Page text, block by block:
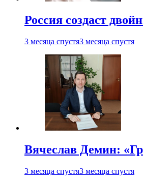
Россия создаст
3 месяца спустя3 месяца спустя
Вячеслав Демин:
3 месяца спустя3 месяца спустя